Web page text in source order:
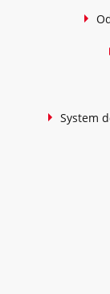
System